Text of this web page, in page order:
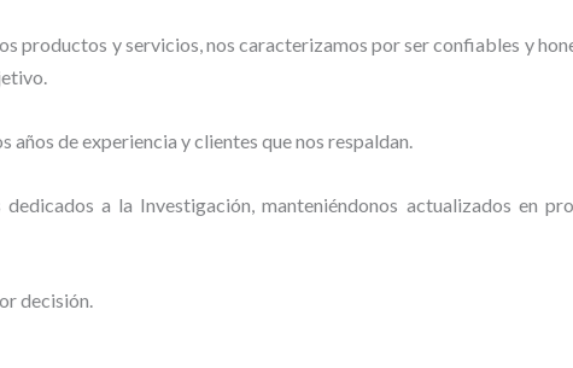
productos y servicios, nos caracterizamos por ser confiables y
de experiencia y clientes que nos respaldan.
a la Investigación, manteniéndonos actualizados en
decisión.